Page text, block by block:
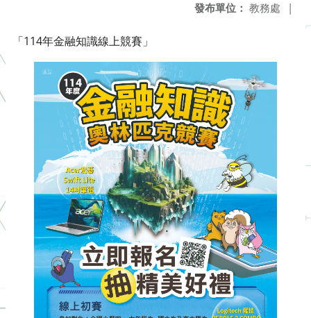
發布單位： 教務處 |
「114年金融知識線上競賽」